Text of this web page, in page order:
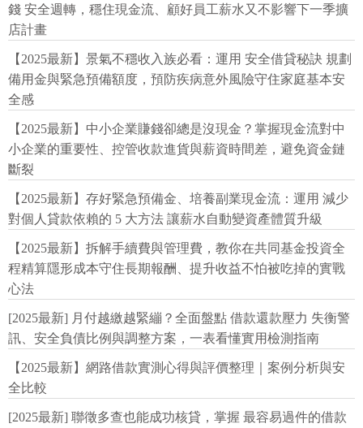
錢 安全週轉，穩住現金流、顧好員工薪水又不影響下一季擴
店計畫
【2025最新】景氣不穩收入族必看：運用 安全借貸秘訣 規劃
備用金與緊急預備額度，預防疾病意外風險守住家庭基本安
全感
【2025最新】中小企業賺錢卻總是沒現金？掌握現金流對中
小企業的重要性、控管收款進貨與薪資時間差，避免資金鏈
斷裂
【2025最新】存好緊急預備金、培養副業現金流：運用 減少
對個人貸款依賴的 5 大方法 讓薪水自動變資產體質升級
【2025最新】拆解手續費與管理費，教你在共同基金投資全
程精算隱形成本守住長期報酬、提升收益不怕被吃掉的實戰
心法
[2025最新] 月付越繳越緊繃？全面盤點 借款還款壓力 失衡警
訊、安全負債比例與調整方案，一表看懂實用檢測指南
【2025最新】網路借款實測心得與評價整理｜案例分析與安
全比較
[2025最新] 聯徵多查也能成功核貸，掌握 最容易過件的借款